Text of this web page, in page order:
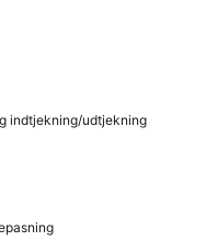
indtjekning/udtjekning